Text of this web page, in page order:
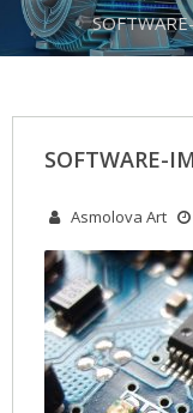
SOFTWARE-
Asmolova Art